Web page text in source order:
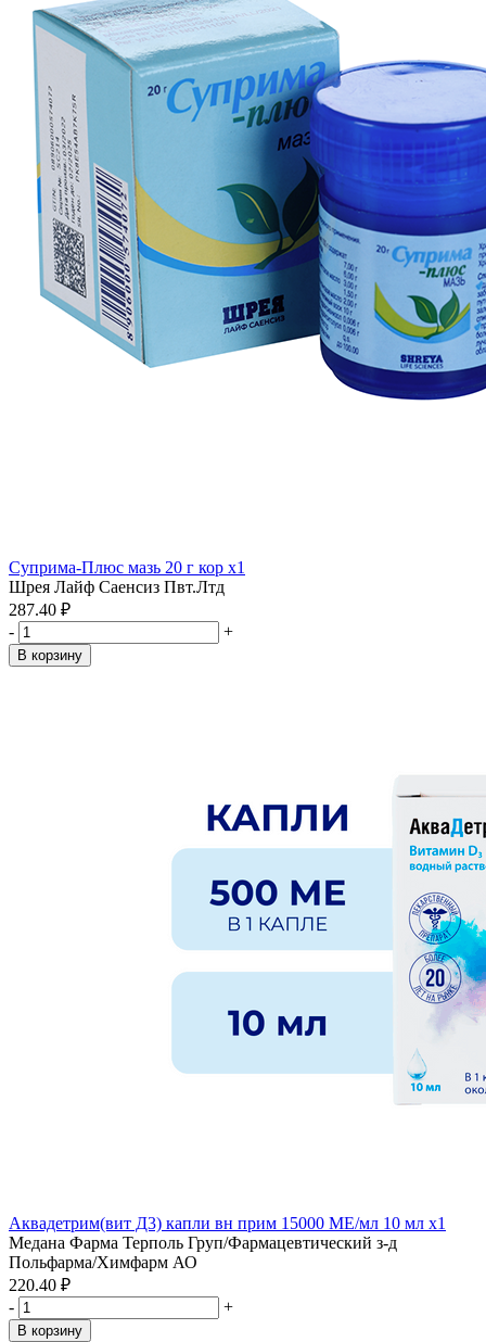
Суприма-Плюс мазь 20 г кор x1
Шрея Лайф Саенсиз Пвт.Лтд
287.40 ₽
-
+
В корзину
Аквадетрим(вит Д3) капли вн прим 15000 МЕ/мл 10 мл x1
Медана Фарма Терполь Груп/Фармацевтический з-д
Польфарма/Химфарм АО
220.40 ₽
-
+
В корзину